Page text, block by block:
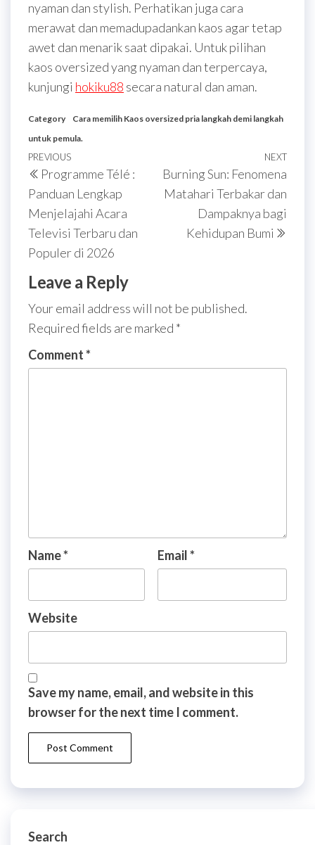
nyaman dan stylish. Perhatikan juga cara
merawat dan memadupadankan kaos agar tetap
awet dan menarik saat dipakai. Untuk pilihan
kaos oversized yang nyaman dan terpercaya,
kunjungi hokiku88 secara natural dan aman.
Category
Cara memilih Kaos oversized pria langkah demi langkah
untuk pemula.
Post
navigation
Previous
Post
PREVIOUS
Programme Télé :
Panduan Lengkap
Menjelajahi Acara
Televisi Terbaru dan
Populer di 2026
Next
NEXT
Burning Sun: Fenomena
Matahari Terbakar dan
Dampaknya bagi
Kehidupan Bumi
Leave a Reply
Your email address will not be published.
Required fields are marked *
Comment*
Name* Email*
Website
Save my name, email, and website in this
browser for the next time I comment.
Search